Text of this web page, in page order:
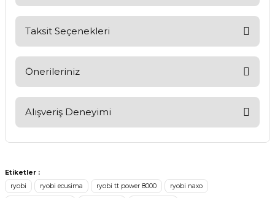
Ürün hakkında henüz soru sorulmamış.
Taksit Seçenekleri
Önerileriniz
kullanarak tarafımıza iletebilirsiniz.
Görüş ve önerileriniz için teşekkür ederiz.
Ürün açıklamasında eksik bilgiler bulunuyor.
Ürün bilgilerinde hatalar bulunuyor.
Alışveriş Deneyimi
verin, size ulaşamıyorum.
Etiketler :
ryobi
ryobi ecusima ryobi tt power 8000 ryobi naxo